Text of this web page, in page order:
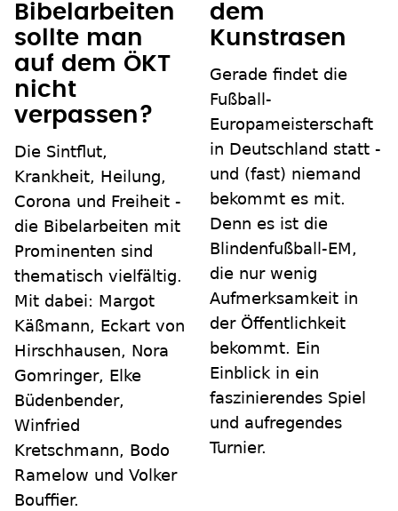
Bibelarbeiten
sollte man
auf dem ÖKT
nicht
verpassen?
Die Sintflut,
Krankheit, Heilung,
Corona und Freiheit -
die Bibelarbeiten mit
Prominenten sind
thematisch vielfältig.
Mit dabei: Margot
Käßmann, Eckart von
Hirschhausen, Nora
Gomringer, Elke
Büdenbender,
Winfried
Kretschmann, Bodo
Ramelow und Volker
Bouffier.
dem
Kunstrasen
Gerade findet die
Fußball-
Europameisterschaft
in Deutschland statt -
und (fast) niemand
bekommt es mit.
Denn es ist die
Blindenfußball-EM,
die nur wenig
Aufmerksamkeit in
der Öffentlichkeit
bekommt. Ein
Einblick in ein
faszinierendes Spiel
und aufregendes
Turnier.